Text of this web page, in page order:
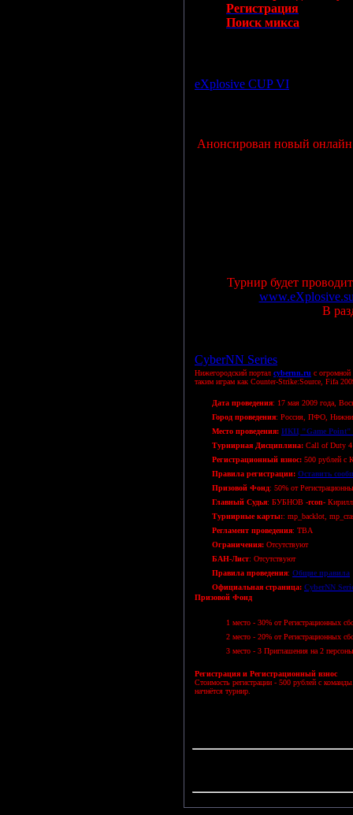
Регистрация
Поиск микса
eXplosive CUP VI
Анонсирован новый
Турнир будет
В
CyberNN Series
Нижегородский портал cybernn.ru с
таким играм как Counter-Strike:Source, Fifa
Дата проведения: 17 мая 2009 года,
Город проведения: Россия, ПФО,
Место проведения: ИКЦ "Game Point"
Турнирная Дисциплина: Call of Duty
Регистрационный взнос: 500 рублей с
Правила регистрации: Оставить
Призовой Фонд: 50% от
Главный Судья: БУБНОВ -rcon- Кирилл
Турнирные карты:: mp_backlot,
Регламент проведения: TBA
Ограничения: Отсутствуют
БАН-Лист: Отсутствуют
Правила проведения: Общие правила
Официальная страница: CyberNN
Призовой Фонд
1 место - 30% от Регистрационных
2 место - 20% от Регистрационных
3 место - 3 Приглашения на 2
Регистрация и Регистрационный взнос
Стоимость регистрации - 500 рублей с
начнётся турнир.